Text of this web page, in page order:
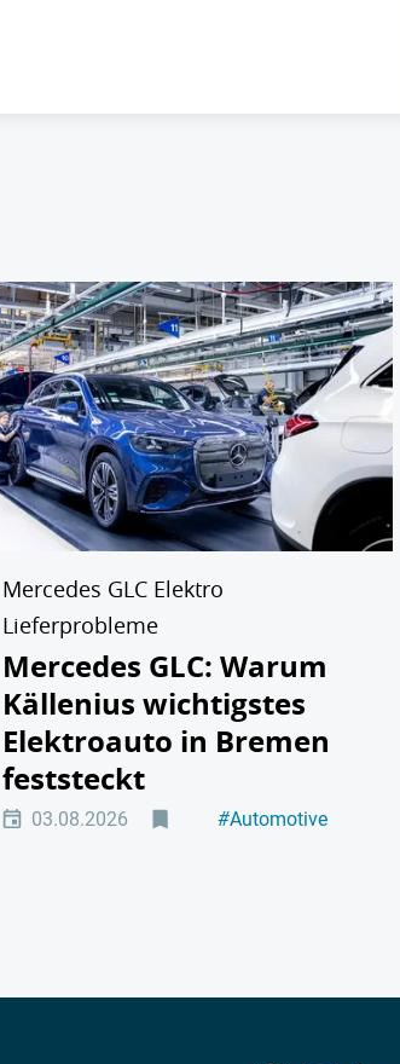
Mercedes GLC Elektro
Lieferprobleme
Mercedes GLC: Warum
Källenius wichtigstes
Elektroauto in Bremen
feststeckt
03.08.2026 #Automotive